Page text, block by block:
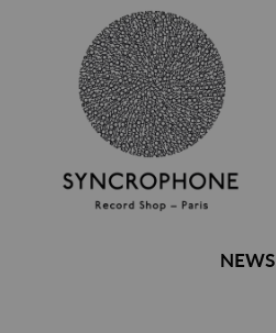
NEWS